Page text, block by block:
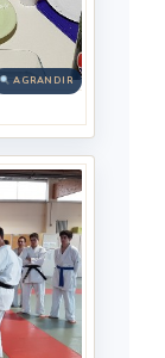
AGRANDIR